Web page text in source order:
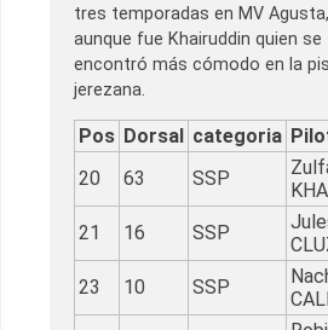
tres temporadas en MV Agusta,
aunque fue Khairuddin quien se
encontró más cómodo en la
jerezana.
Pos Dorsal categoria
20
63 SSP
21 16 SSP
23 10 SSP